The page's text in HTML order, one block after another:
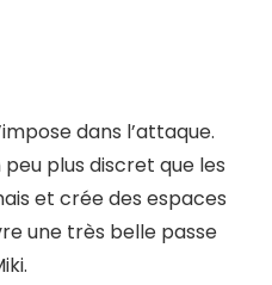
dans l’attaque.
plus discret que les
et crée des espaces
une très belle passe